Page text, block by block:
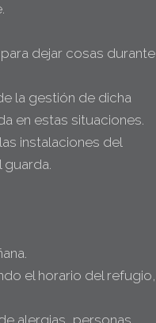
dejar cosas durante
la gestión de dicha
en estas situaciones.
instalaciones del
guarda.
el horario del refugio,
alergias, personas